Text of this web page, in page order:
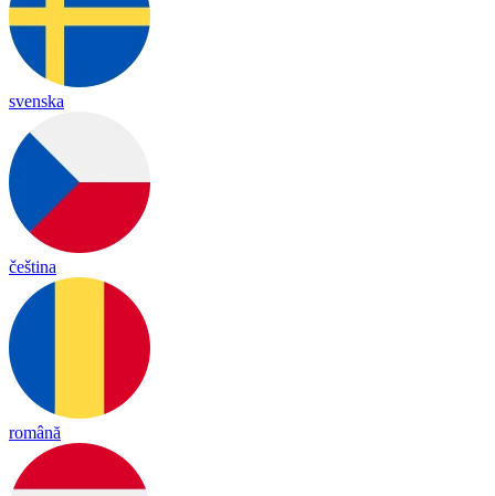
svenska
čeština
română